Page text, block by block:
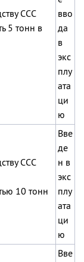
ССС
5 тонн в
вво
да
в
экс
плу
ата
ци
ю
ССС
10 тонн
Вве
де
н в
экс
плу
ата
ци
ю
Вве